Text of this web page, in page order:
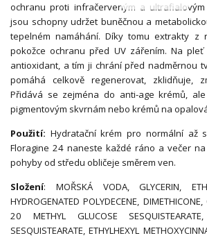
ochranu proti infračerveným a
jsou schopny udržet buněčnou a
tepelném namáhání. Díky tomu extrakty z
pokožce ochranu před UV zářením. Na
antioxidant, a tím ji chrání před nadměrnou
pomáhá celkově regenerovat, zklidňuje,
Přidává se zejména do anti-age krémů,
pigmentovým skvrnám nebo krémů na
Použití: Hydratační krém pro normální až
Floragine 24 naneste každé ráno a večer
pohyby od středu obličeje směrem ven.
Složení: MOŘSKÁ VODA, GLYCERIN,
HYDROGENATED POLYDECENE,
20 METHYL GLUCOSE
SESQUISTEARATE, ETHYLHEXYL